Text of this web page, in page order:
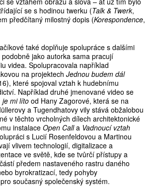
se s hodinou twerku (Talk & Twerk,
předčítaný milostný dopis (Korespondence,
také doplňuje spolupráce s dalšími
jako autorka sama pracují
videa. Spolupracovala například
na projektech Jednou budem dál
které spojoval vztah k hudebnímu
Například druhé jmenované video se
je mi líto od Hany Zagorové, která se na
a Tugendhatovy vily stává obžalobou
v těchto vrcholných dílech architektonické
instalace Open Calla Vadnoucí vztah
s Lucií Rosenfeldovou a Martinou
vlivem technologií, digitalizace a
ve světě, kde se tvůrčí přístupy a
předem nastaveného rastru daného
byrokratizací, tedy pohyby
současný společenský systém.